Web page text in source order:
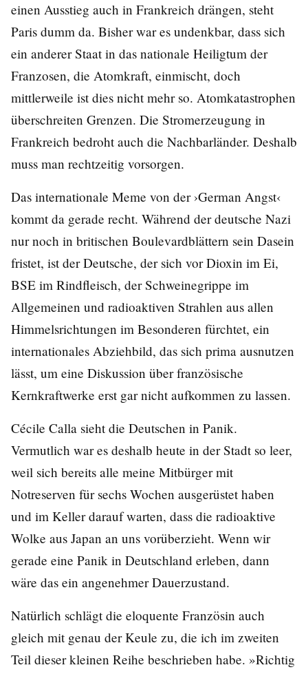
einen Ausstieg auch in Frankreich drängen, steht
Paris dumm da. Bisher war es undenkbar, dass sich
ein anderer Staat in das nationale Heiligtum der
Franzosen, die Atomkraft, einmischt, doch
mittlerweile ist dies nicht mehr so. Atomkatastrophen
überschreiten Grenzen. Die Stromerzeugung in
Frankreich bedroht auch die Nachbarländer. Deshalb
muss man rechtzeitig vorsorgen.
Das internationale Meme von der ›German Angst‹
kommt da gerade recht. Während der deutsche Nazi
nur noch in britischen Boulevardblättern sein Dasein
fristet, ist der Deutsche, der sich vor Dioxin im Ei,
BSE im Rindfleisch, der Schweinegrippe im
Allgemeinen und radioaktiven Strahlen aus allen
Himmelsrichtungen im Besonderen fürchtet, ein
internationales Abziehbild, das sich prima ausnutzen
lässt, um eine Diskussion über französische
Kernkraftwerke erst gar nicht aufkommen zu lassen.
Cécile Calla sieht die Deutschen in Panik.
Vermutlich war es deshalb heute in der Stadt so leer,
weil sich bereits alle meine Mitbürger mit
Notreserven für sechs Wochen ausgerüstet haben
und im Keller darauf warten, dass die radioaktive
Wolke aus Japan an uns vorüberzieht. Wenn wir
gerade eine Panik in Deutschland erleben, dann
wäre das ein angenehmer Dauerzustand.
Natürlich schlägt die eloquente Französin auch
gleich mit genau der Keule zu, die ich im zweiten
Teil dieser kleinen Reihe beschrieben habe. »Richtig